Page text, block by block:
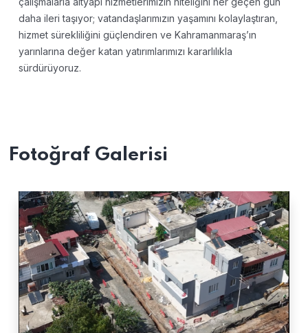
daha ileri taşıyor; vatandaşlarımızın yaşamını kolaylaştıran,
hizmet sürekliliğini güçlendiren ve Kahramanmaraş’ın
yarınlarına değer katan yatırımlarımızı kararlılıkla
sürdürüyoruz.
Fotoğraf Galerisi